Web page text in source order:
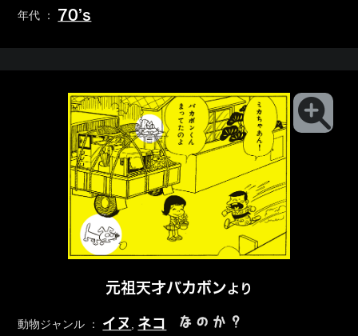
年代 ： 70’s
元祖天才バカボンより
動物ジャンル ： イヌ ネコ なのか？